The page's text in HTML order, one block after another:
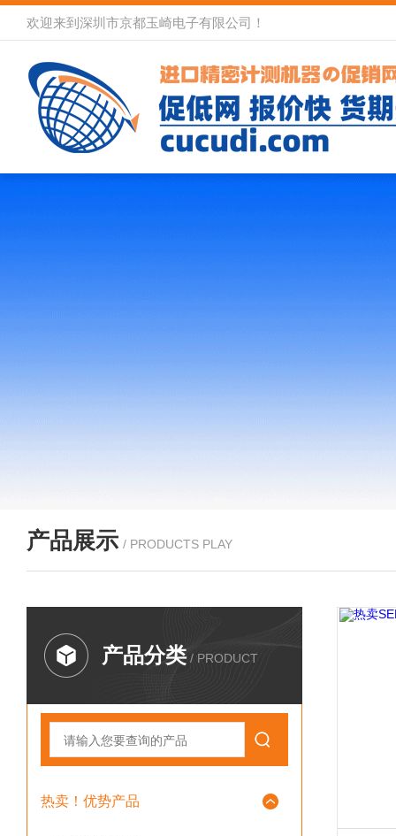
欢迎来到深圳市京都玉崎电子有限公司！
产品展示 / PRODUCTS PLAY
产品分类 / PRODUCT
热卖！优势产品